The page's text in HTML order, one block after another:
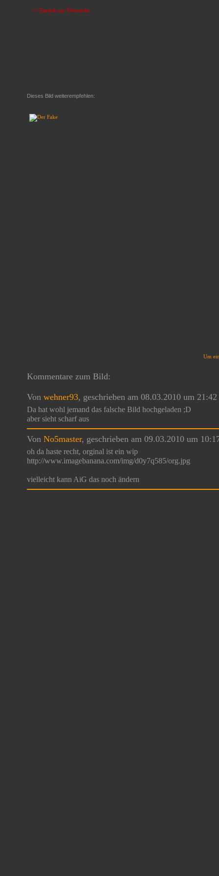
<< Zurück zur Übersicht
Um
Kommentare zum Bild:
Von wehner93, geschrieben am 08.03.2010 um
Da hat wohl jemand das falsche Bild hochgeladen ;D
aber sieht scharf aus
Von No5master, geschrieben am 09.03.2010 um
oh da haste recht, orginal ist ein wip
http://www.imagebanana.com/img/d0y7q585/org.jpg
vielleicht kann AiG das noch ändern
Dieses Bild weiterempfehlen: